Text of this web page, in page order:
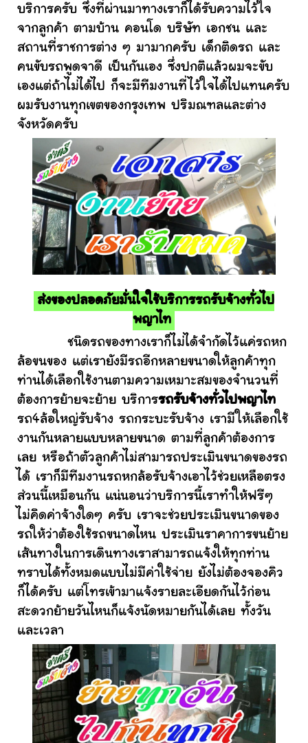
บริการครับ ซึ่งที่ผ่านมาทางเราก็ได้รับความไว้ใจ
จากลูกค้า ตามบ้าน คอนโด บริษัท เอกชน และ
สถานที่ราชการต่าง ๆ มามากครับ เด็กติดรถ และ
คนขับรถพูดจาดี เป็นกันเอง ซึ่งปกติแล้วผมจะขับ
เองแต่ถ้าไม่ได้ไป ก็จะมีทีมงานที่ไว้ใจได้ไปแทนครับ
ผมรับงานทุกเขตของกรุงเทพ ปริมณฑลและต่าง
จังหวัดครับ
ส่งของปลอดภัยมั่นใจใช้บริการรถรับจ้างทั่วไป
พญาไท
ชนิดรถของทางเราก็ไม่ได้จำกัดไว้แค่รถหก
ล้อขนของ แต่เรายังมีรถอีกหลายขนาดให้ลูกค้าทุก
ท่านได้เลือกใช้งานตามความเหมาะสมของจำนวนที่
ต้องการย้ายจะย้าย บริการรถรับจ้างทั่วไปพญาไท
รถ4ล้อใหญ่รับจ้าง รถกระบะรับจ้าง เรามีให้เลือกใช้
งานกันหลายแบบหลายขนาด ตามที่ลูกค้าต้องการ
เลย หรือถ้าตัวลูกค้าไม่สามารถประเมินขนาดของรถ
ได้ เราก็มีทีมงานรถหกล้อรับจ้างเอาไว้ช่วยเหลือตรง
ส่วนนี้เหมือนกัน แน่นอนว่าบริการนี้เราทำให้ฟรีๆ
ไม่คิดค่าจ้างใดๆ ครับ เราจะช่วยประเมินขนาดของ
รถให้ว่าต้องใช้รถขนาดไหน ประเมินราคาการขนย้าย
เส้นทางในการเดินทางเราสามารถแจ้งให้ทุกท่าน
ทราบได้ทั้งหมดแบบไม่มีค่าใช้จ่าย ยังไม่ต้องจองคิว
ก็ได้ครับ แต่โทรเข้ามาแจ้งรายละเอียดกันไว้ก่อน
สะดวกย้ายวันไหนก็แจ้งนัดหมายกันได้เลย ทั้งวัน
และเวลา